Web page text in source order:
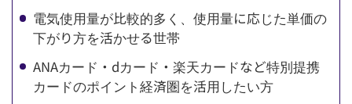
電気使用量が比較的多く、使用量に応じた単価の
下がり方を活かせる世帯
ANAカード・dカード・楽天カードなど特別提携
カードのポイント経済圏を活用したい方